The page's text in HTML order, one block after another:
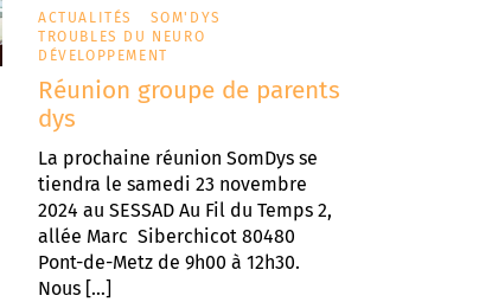
ACTUALITÉS
SOM'DYS
TROUBLES DU NEURO
DÉVELOPPEMENT
Réunion groupe de parents
dys
La prochaine réunion SomDys se
tiendra le samedi 23 novembre
2024 au SESSAD Au Fil du Temps 2,
allée Marc Siberchicot 80480
Pont-de-Metz de 9h00 à 12h30.
Nous […]